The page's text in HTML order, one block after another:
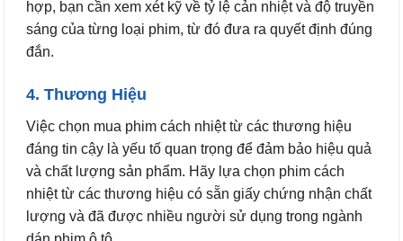
hợp, bạn cần xem xét kỹ về tỷ lệ cản nhiệt và độ truyền
sáng của từng loại phim, từ đó đưa ra quyết định đúng
đắn.
4. Thương Hiệu
Việc chọn mua phim cách nhiệt từ các thương hiệu
đáng tin cậy là yếu tố quan trọng để đảm bảo hiệu quả
và chất lượng sản phẩm. Hãy lựa chọn phim cách
nhiệt từ các thương hiệu có sẵn giấy chứng nhận chất
lượng và đã được nhiều người sử dụng trong ngành